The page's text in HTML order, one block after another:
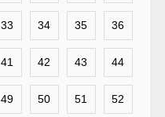
33 34 35 36
41 42 43 44
49 50 51 52